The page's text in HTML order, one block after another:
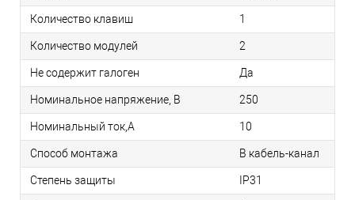
Количество клавиш 1
Количество модулей 2
Не содержит галоген Да
Номинальное напряжение, В 250
Номинальный ток,А 10
Способ монтажа В кабель-канал
Степень защиты IP31